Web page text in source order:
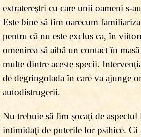
extratereştri cu care unii oameni s-
Este bine să fim oarecum
pentru că nu este exclus ca, în
omenirea să aibă un contact în
multe dintre aceste specii.
de degringolada în care va ajunge
autodistrugerii.
Nu trebuie să fim şocaţi de
intimidaţi de puterile lor psihice. Ci